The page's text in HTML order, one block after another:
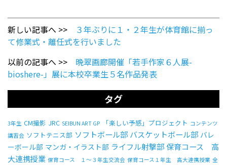
新しい記事へ >>
３年ぶりに１・２年生が体育館に揃っ
て修業式・離任式を行いました
以前の記事へ >> 晩翠画廊開催「若手作家６人展-
bioshere-」展に本校卒業生５名作品発表
タグ
3年生 CM撮影 JRC SEIBUN ART GP 「楽しい予感」プロジェクト コンテンツ
講習会 ソフトテニス部 ソフトボール部 バスケットボール部 バレ
ーボール部 マンガ・イラスト部 ライフル射撃部保育コース 高
大連携授業 保育コース １～３年生交流会 保育コース１年生 高大連携授業 全